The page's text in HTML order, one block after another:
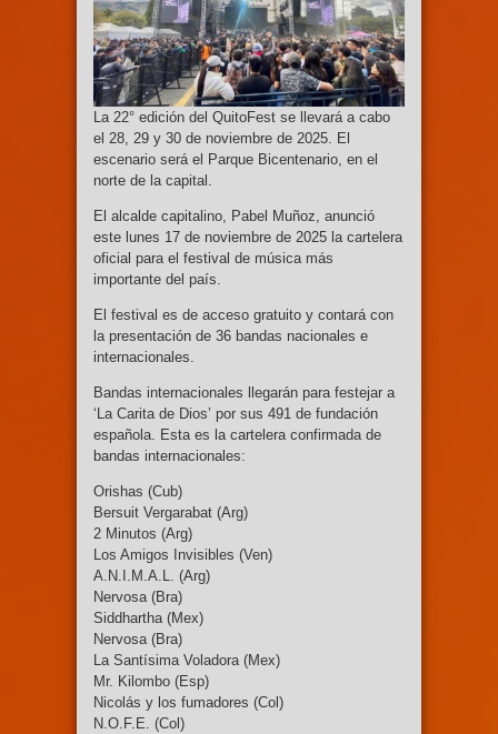
La 22° edición del QuitoFest se llevará a cabo
el 28, 29 y 30 de noviembre de 2025. El
escenario será el Parque Bicentenario, en el
norte de la capital.
El alcalde capitalino, Pabel Muñoz, anunció
este lunes 17 de noviembre de 2025 la cartelera
oficial para el festival de música más
importante del país.
El festival es de acceso gratuito y contará con
la presentación de 36 bandas nacionales e
internacionales.
Bandas internacionales llegarán para festejar a
‘La Carita de Dios’ por sus 491 de fundación
española. Esta es la cartelera confirmada de
bandas internacionales:
Orishas (Cub)
Bersuit Vergarabat (Arg)
2 Minutos (Arg)
Los Amigos Invisibles (Ven)
A.N.I.M.A.L. (Arg)
Nervosa (Bra)
Siddhartha (Mex)
Nervosa (Bra)
La Santísima Voladora (Mex)
Mr. Kilombo (Esp)
Nicolás y los fumadores (Col)
N.O.F.E. (Col)